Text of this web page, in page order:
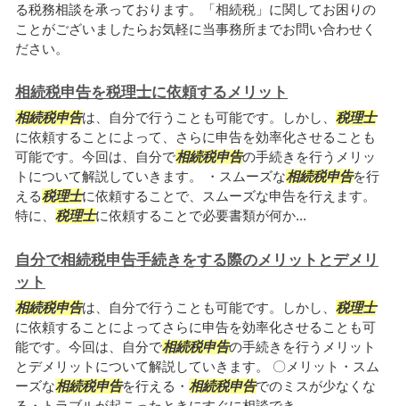
る税務相談を承っております。「相続税」に関してお困りの
ことがございましたらお気軽に当事務所までお問い合わせく
ださい。
相続税申告を税理士に依頼するメリット
相続税申告は、自分で行うことも可能です。しかし、 税理士
に依頼することによって、さらに申告を効率化させることも
可能です。今回は、自分で相続税申告の手続きを行うメリッ
トについて解説していきます。 ・スムーズな相続税申告を行
える税理士に依頼することで、スムーズな申告を行えます。
特に、 税理士に依頼することで必要書類が何か...
自分で相続税申告手続きをする際のメリットとデメリ
ット
相続税申告は、自分で行うことも可能です。しかし、 税理士
に依頼することによってさらに申告を効率化させることも可
能です。今回は、自分で相続税申告の手続きを行うメリット
とデメリットについて解説していきます。 〇メリット・スム
ーズな相続税申告を行える・ 相続税申告でのミスが少なくな